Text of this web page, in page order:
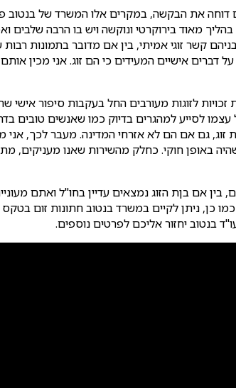
את הבקשה, במקרים אלו המשרד של בנטוב פונה
בהליך מאוד בירוקרטי ונוקשה ויש בו הרבה
קשר זוגי אמיתי, בין אם מדובר בתמונות
דברים אישיים המעידים כי הם זוג. אני מכין
לזוגות מעורבים החל בעקבות סיפור אישי
לסייע למהגרים בדיוק כמו שאנשים טובים
גם אם הם לא אזרחי המדינה. מעבר לכך, אני
באופן חוקי. כחלק מהשירות שאנו
בין אם בןת הזוג נמצאים עדיין בחו"ל ואתם
כן, ניתן לקיים במשרד בנטוב חתונות זום
בנטוב יחזור אליכם לפרטים נוספים.